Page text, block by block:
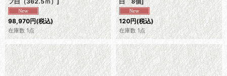
98,970円(税込)
在庫数 1点
120円(税込)
在庫数 1点